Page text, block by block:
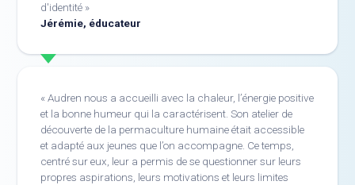
d'identité
Jérémie, éducateur
Audren nous a accueilli avec la chaleur, l’énergie positive
et la bonne humeur qui la caractérisent. Son atelier de
découverte de la permaculture humaine était accessible
et adapté aux jeunes que l’on accompagne. Ce temps,
centré sur eux, leur a permis de se questionner sur leurs
propres aspirations, leurs motivations et leurs limites